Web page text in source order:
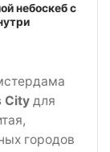
небоскеб с
City для
городов